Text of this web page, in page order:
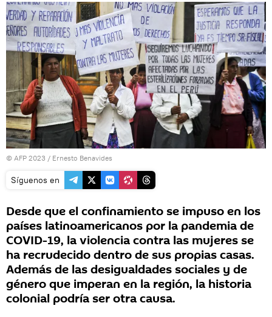
© AFP 2023 / Ernesto Benavides
Síguenos en
Desde que el confinamiento se impuso en los
países latinoamericanos por la pandemia de
COVID-19, la violencia contra las mujeres se
ha recrudecido dentro de sus propias casas.
Además de las desigualdades sociales y de
género que imperan en la región, la historia
colonial podría ser otra causa.